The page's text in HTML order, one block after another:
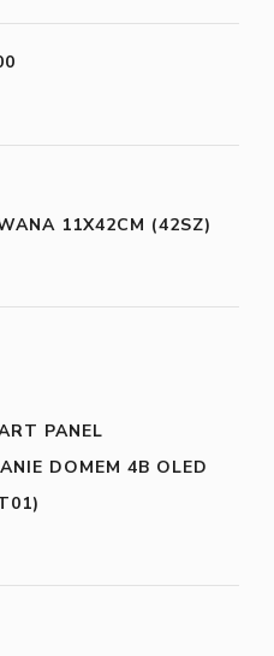
11X42CM (42SZ)
PANEL
DOMEM 4B OLED